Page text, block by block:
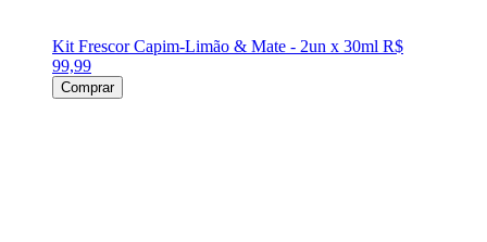
Kit Frescor Capim-Limão & Mate - 2un x 30ml R$
99,99
Comprar